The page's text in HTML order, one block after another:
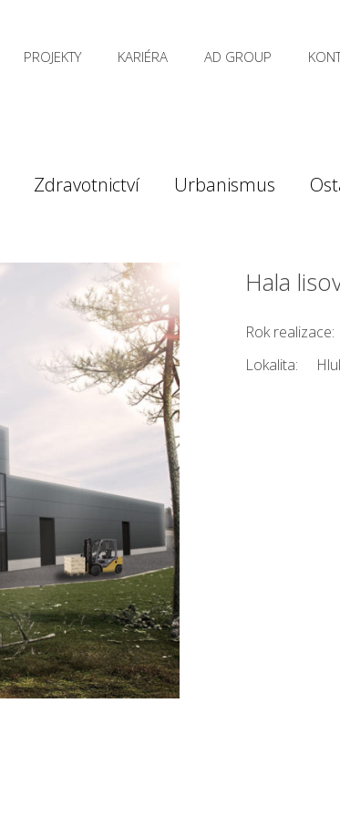
PROJEKTY KARIÉRA AD GROUP
Zdravotnictví Urbanismus
Hala
Rok realizace:
Lokalita: